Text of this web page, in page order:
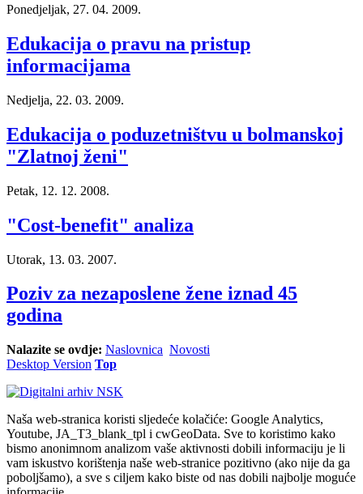
Ponedjeljak, 27. 04. 2009.
Edukacija o pravu na pristup
informacijama
Nedjelja, 22. 03. 2009.
Edukacija o poduzetništvu u bolmanskoj
"Zlatnoj ženi"
Petak, 12. 12. 2008.
"Cost-benefit" analiza
Utorak, 13. 03. 2007.
Poziv za nezaposlene žene iznad 45
godina
Nalazite se ovdje: Naslovnica Novosti
Desktop Version Top
Naša web-stranica koristi sljedeće kolačiće: Google Analytics,
Youtube, JA_T3_blank_tpl i cwGeoData. Sve to koristimo kako
bismo anonimnom analizom vaše aktivnosti dobili informaciju je li
vam iskustvo korištenja naše web-stranice pozitivno (ako nije da ga
poboljšamo), a sve s ciljem kako biste od nas dobili najbolje moguće